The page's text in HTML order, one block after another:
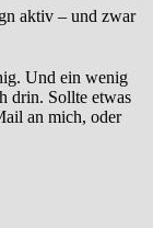
aktiv – und zwar
Und ein wenig
drin. Sollte etwas
an mich, oder